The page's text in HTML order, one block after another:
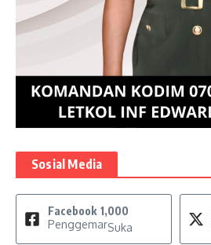
Sosial Media
Facebook 1,000
PenggemarSuka